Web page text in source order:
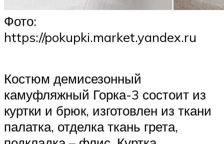
Фото:
https://pokupki.market.yandex.ru
Костюм демисезонный
камуфляжный Горка-3 состоит из
куртки и брюк, изготовлен из ткани
палатка, отделка ткань грета,